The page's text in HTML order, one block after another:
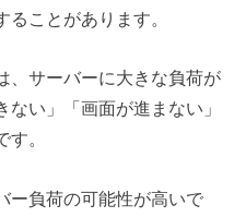
ことがあります。
、サーバーに大きな負荷が
い」「画面が進まない」
。
ー負荷の可能性が高いで